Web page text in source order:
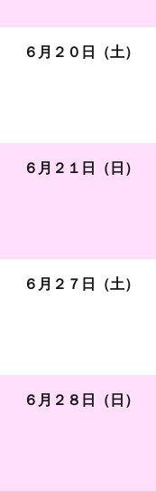
６月２０日（土）
６月２１日（日）
６月２７日（土）
６月２８日（日）